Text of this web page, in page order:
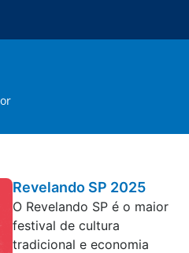
Revelando SP 2025
O Revelando SP é o maior
festival de cultura
tradicional e economia